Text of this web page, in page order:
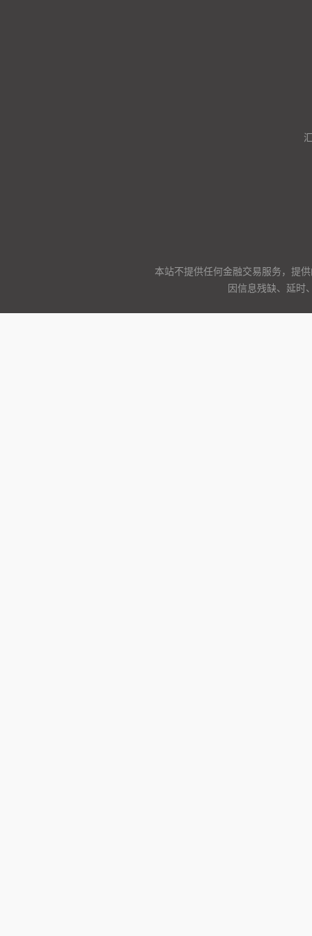
本站不提供任何金融交易服务，提
因信息残缺、延时